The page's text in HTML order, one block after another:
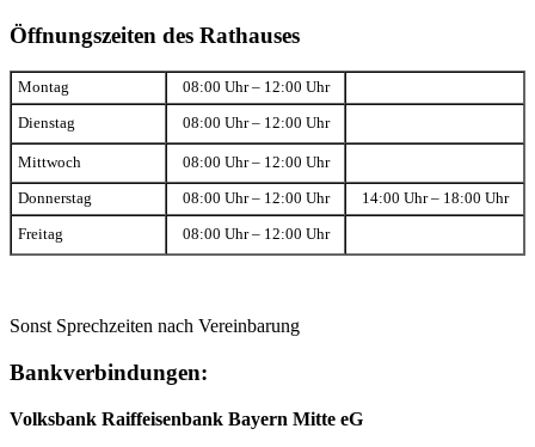
Öffnungszeiten des Rathauses
Montag 08:00 Uhr – 12:00 Uhr
Dienstag 08:00 Uhr – 12:00 Uhr
Mittwoch 08:00 Uhr – 12:00 Uhr
Donnerstag 08:00 Uhr – 12:00 Uhr 14:00 Uhr – 18:00 Uhr
Freitag 08:00 Uhr – 12:00 Uhr
Sonst Sprechzeiten nach Vereinbarung
Bankverbindungen:
Volksbank Raiffeisenbank Bayern Mitte eG